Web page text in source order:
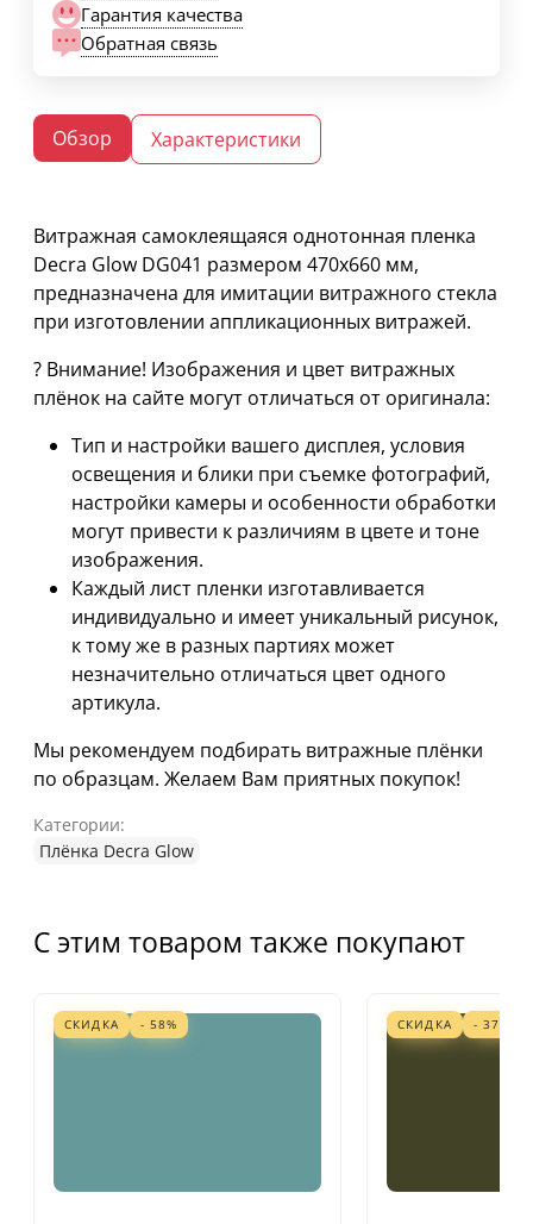
Гарантия качества
Обратная связь
Обзор Характеристики
Витражная самоклеящаяся однотонная пленка
Decra Glow DG041 размером 470х660 мм,
предназначена для имитации витражного стекла
при изготовлении аппликационных витражей.
? Внимание! Изображения и цвет витражных
плёнок на сайте могут отличаться от оригинала:
Тип и настройки вашего дисплея, условия
освещения и блики при съемке фотографий,
настройки камеры и особенности обработки
могут привести к различиям в цвете и тоне
изображения.
Каждый лист пленки изготавливается
индивидуально и имеет уникальный рисунок,
к тому же в разных партиях может
незначительно отличаться цвет одного
артикула.
Мы рекомендуем подбирать витражные плёнки
по образцам. Желаем Вам приятных покупок!
Категории:
Плёнка Decra Glow
С этим товаром также покупают
СКИДКА - 58% СКИДКА - 37%